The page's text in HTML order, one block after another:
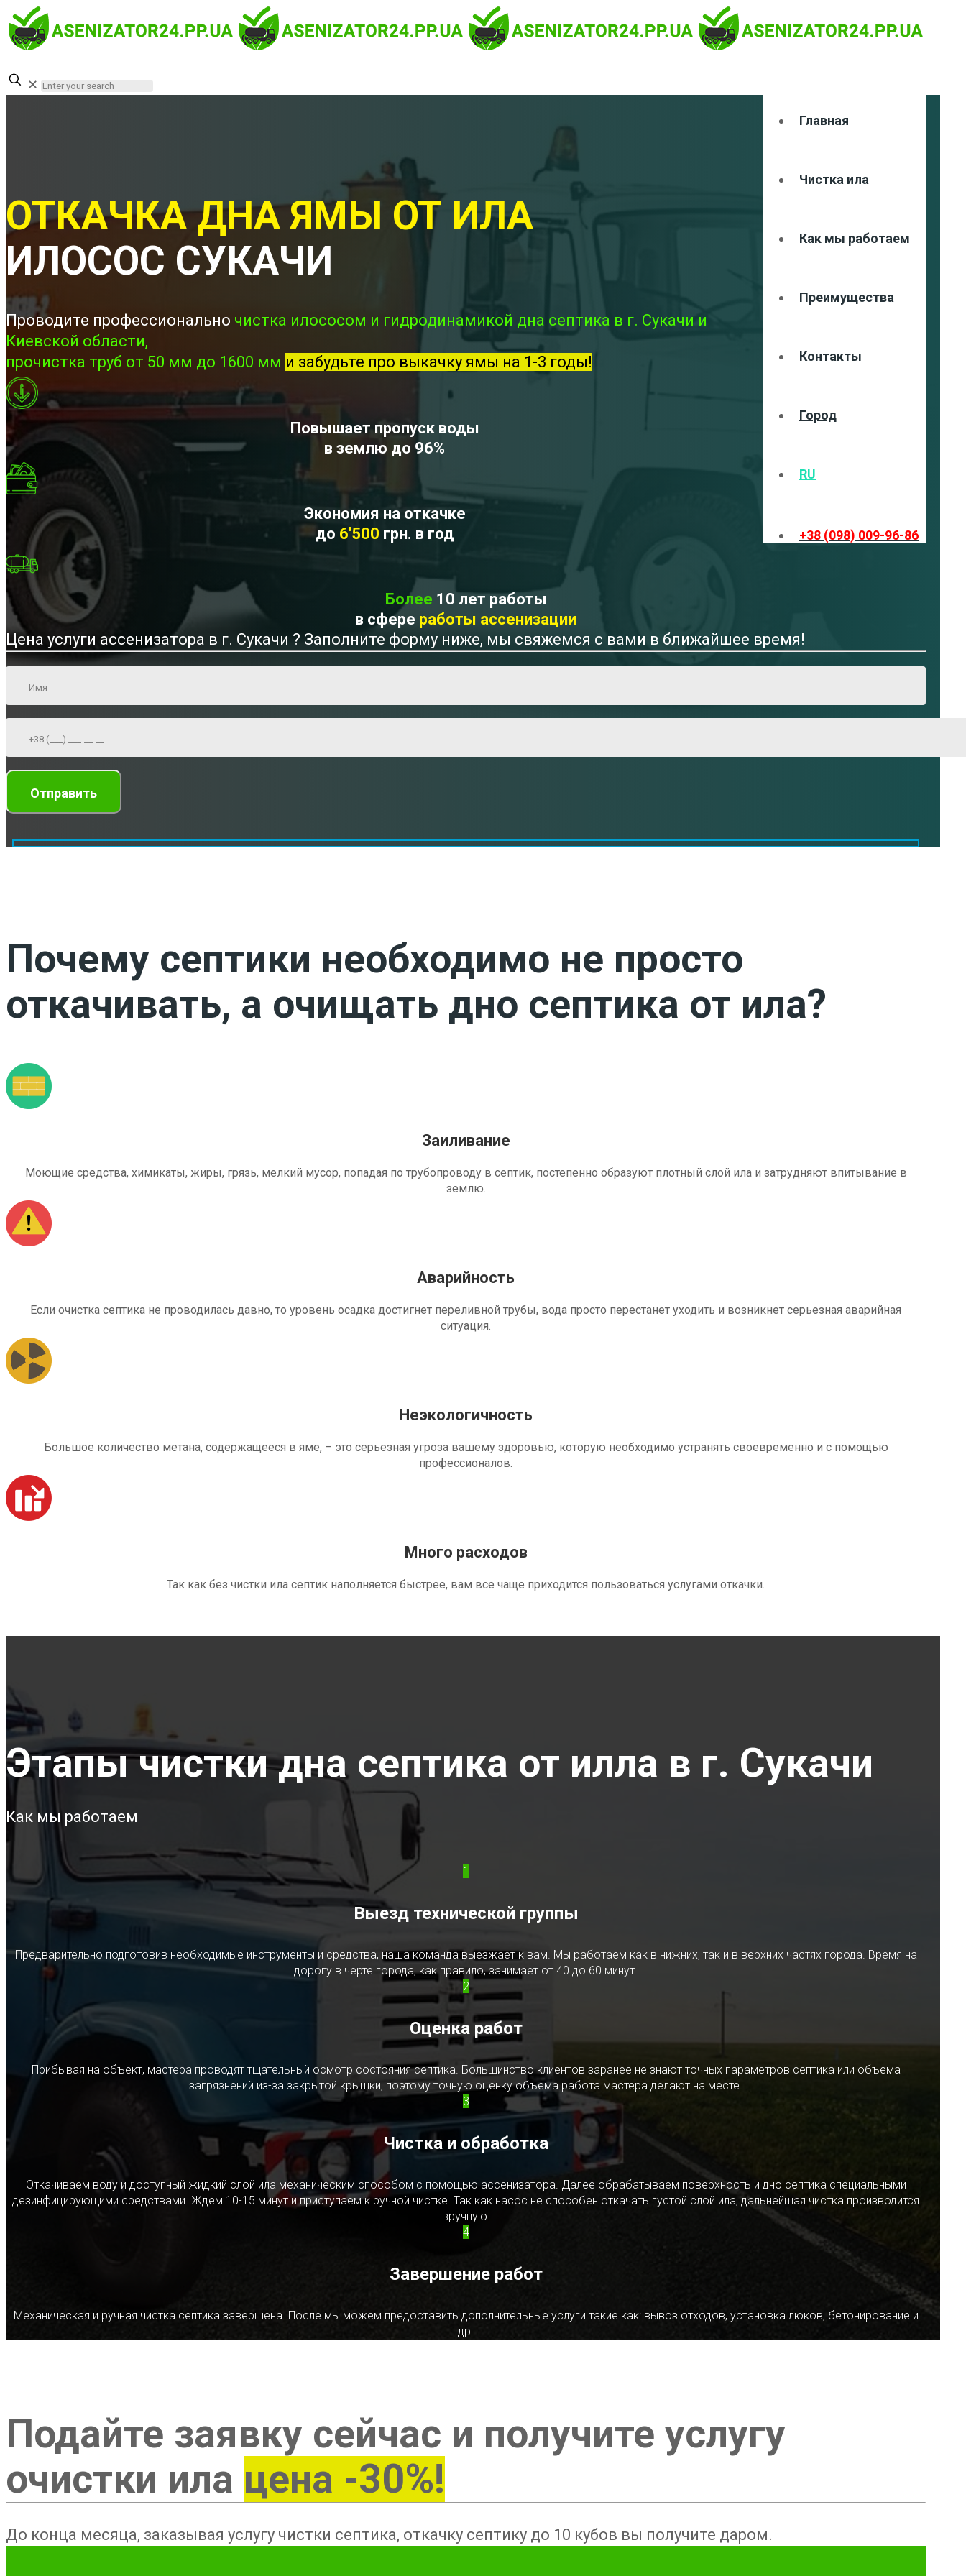
Главная
Чистка ила
Как мы работаем
Преимущества
Контакты
Город
RU
+38 (098) 009-96-86
✕
ОТКАЧКА ДНА ЯМЫ ОТ ИЛА
ИЛОСОС СУКАЧИ
Проводите профессионально чистка илососом и гидродинамикой дна септика в г. Сукачи и
Киевской области,
прочистка труб от 50 мм до 1600 мм и забудьте про выкачку ямы на 1-3 годы!
Повышает пропуск воды
в землю до 96%
Экономия на откачке
до 6'500 грн. в год
Более 10 лет работы
в сфере работы ассенизации
Цена услуги ассенизатора в г. Сукачи ? Заполните форму ниже, мы свяжемся с вами в ближайшее время!
Почему септики необходимо не просто
откачивать, а очищать дно септика от ила?
Заиливание
Моющие средства, химикаты, жиры, грязь, мелкий мусор, попадая по трубопроводу в септик, постепенно образуют плотный слой ила и затрудняют впитывание в
землю.
Аварийность
Если очистка септика не проводилась давно, то уровень осадка достигнет переливной трубы, вода просто перестанет уходить и возникнет серьезная аварийная
ситуация.
Неэкологичность
Большое количество метана, содержащееся в яме, – это серьезная угроза вашему здоровью, которую необходимо устранять своевременно и с помощью
профессионалов.
Много расходов
Так как без чистки ила септик наполняется быстрее, вам все чаще приходится пользоваться услугами откачки.
Этапы чистки дна септика от илла в г. Сукачи
Как мы работаем
1
Выезд технической группы
Предварительно подготовив необходимые инструменты и средства, наша команда выезжает к вам. Мы работаем как в нижних, так и в верхних частях города. Время на
дорогу в черте города, как правило, занимает от 40 до 60 минут.
2
Оценка работ
Прибывая на объект, мастера проводят тщательный осмотр состояния септика. Большинство клиентов заранее не знают точных параметров септика или объема
загрязнений из-за закрытой крышки, поэтому точную оценку объема работа мастера делают на месте.
3
Чистка и обработка
Откачиваем воду и доступный жидкий слой ила механическим способом с помощью ассенизатора. Далее обрабатываем поверхность и дно септика специальными
дезинфицирующими средствами. Ждем 10-15 минут и приступаем к ручной чистке. Так как насос не способен откачать густой слой ила, дальнейшая чистка производится
вручную.
4
Завершение работ
Механическая и ручная чистка септика завершена. После мы можем предоставить дополнительные услуги такие как: вывоз отходов, установка люков, бетонирование и
др.
Подайте заявку сейчас и получите услугу
очистки ила цена -30%!
До конца месяца, заказывая услугу чистки септика, откачку септику до 10 кубов вы получите даром.